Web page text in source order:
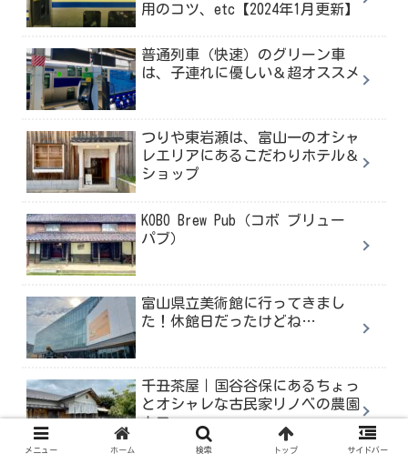
用のコツ、etc【2024年1月更新】
普通列車（快速）のグリーン車
は、子連れに優しい＆超オススメ
つりや東岩瀬は、富山一のオシャ
レエリアにあるこだわりホテル＆
ショップ
KOBO Brew Pub（コボ ブリュー
パブ）
富山県立美術館に行ってきまし
た！休館日だったけどね…
千丑茶屋｜国谷谷保にあるちょっ
とオシャレな古民家リノベの農園
カフェ
メニュー ホーム 検索 トップ サイドバー